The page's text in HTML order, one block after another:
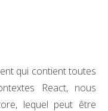
qui contient toutes
React, nous
lequel peut être